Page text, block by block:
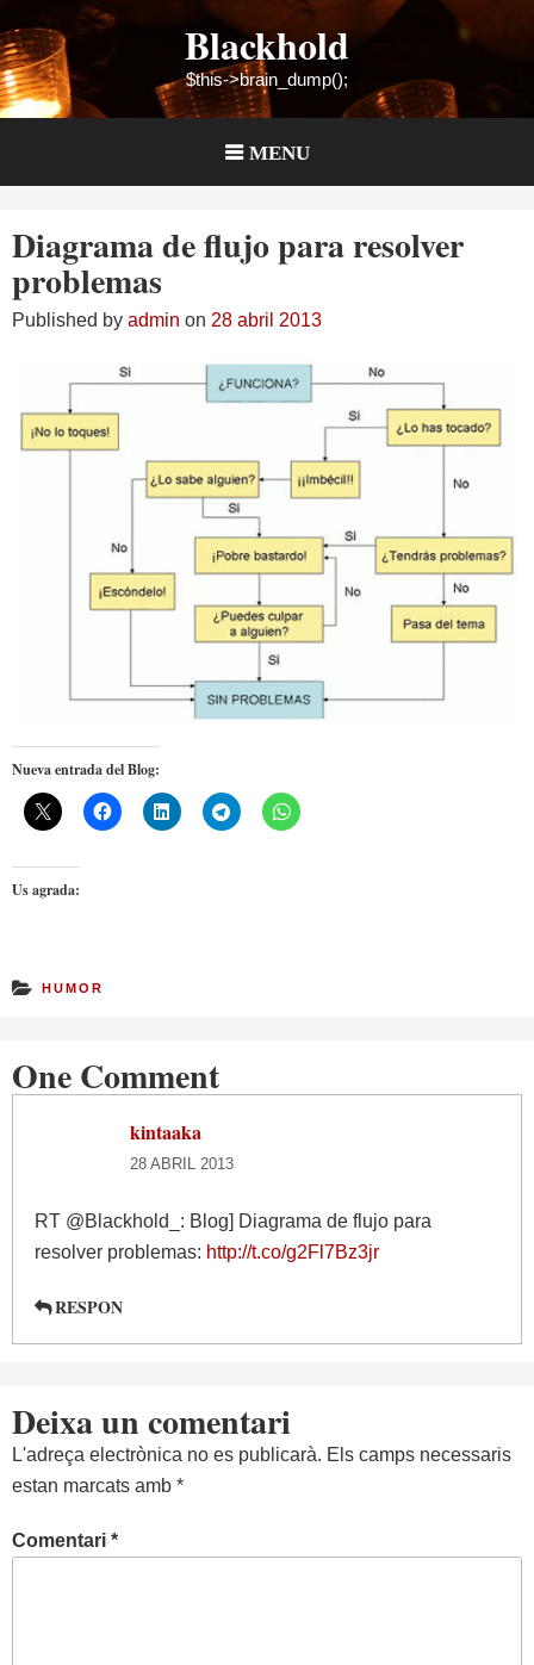
to
content
Blackhold
$this->brain_dump();
MENU
Diagrama de flujo para resolver
problemas
Published by admin on 28 abril 2013
Nueva entrada del Blog:
Us agrada:
HUMOR
One Comment
kintaaka
28 ABRIL 2013
RT @Blackhold_: Blog] Diagrama de flujo para
resolver problemas: http://t.co/g2Fl7Bz3jr
RESPON
Deixa un comentari
L'adreça electrònica no es publicarà. Els camps necessaris
estan marcats amb *
Comentari *